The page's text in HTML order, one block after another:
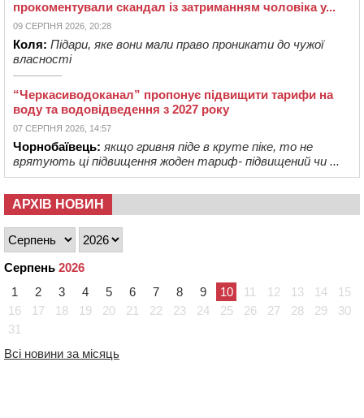
прокоментували скандал із затриманням чоловіка у...
09 СЕРПНЯ 2026, 20:28
Коля: Підари, яке вони мали право проникати до чужої
власності
“Черкасиводоканал” пропонує підвищити тарифи на
воду та водовідведення з 2027 року
07 СЕРПНЯ 2026, 14:57
Чорнобаївець: якщо гривня піде в круте піке, то не
врятують ці підвищення жоден тариф- підвищений чи ...
АРХІВ НОВИН
Серпень 2026
1
2 3 4 5 6 7 8 9 10 11 12 13 14
15
16
17 18 19 20 21 22 23 24 25 26 27 28 29
30
31
Всі новини за місяць